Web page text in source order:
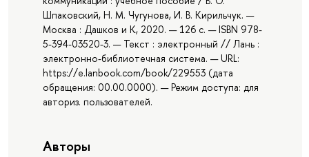
Шпаковский, Н. М. Чугунова, И. В. Кирильчук. —
Москва : Дашков и К, 2020. — 126 с. — ISBN 978-
5-394-03520-3. — Текст : электронный // Лань :
электронно-библиотечная система. — URL:
https://e.lanbook.com/book/229553 (дата
обращения: 00.00.0000). — Режим доступа: для
авториз. пользователей.
Авторы